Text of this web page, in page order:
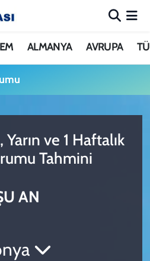
ALMANYA AVRUPA
ve 1 Haftalık
Tahmini
AN
ve Fikstür